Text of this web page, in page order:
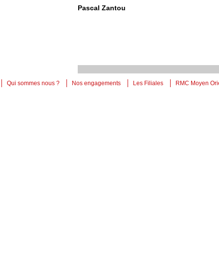
Pascal Zantou
Qui sommes nous ? Nos engagements Les Filiales RMC Moyen